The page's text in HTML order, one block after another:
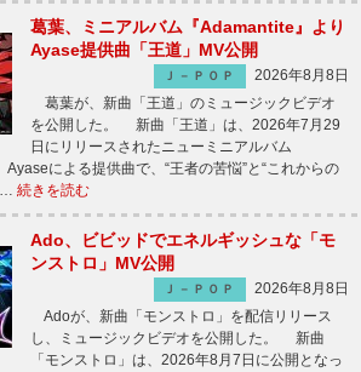
葛葉、ミニアルバム『Adamantite』より
Ayase提供曲「王道」MV公開
Ｊ－ＰＯＰ
2026年8月8日
葛葉が、新曲「王道」のミュージックビデオ
を公開した。 新曲「王道」は、2026年7月29
日にリリースされたニューミニアルバム
Ayaseによる提供曲で、“王者の苦悩”と“これからの
… 続きを読む
Ado、ビビッドでエネルギッシュな「モ
ンストロ」MV公開
Ｊ－ＰＯＰ
2026年8月8日
Adoが、新曲「モンストロ」を配信リリース
し、ミュージックビデオを公開した。 新曲
「モンストロ」は、2026年8月7日に公開となっ